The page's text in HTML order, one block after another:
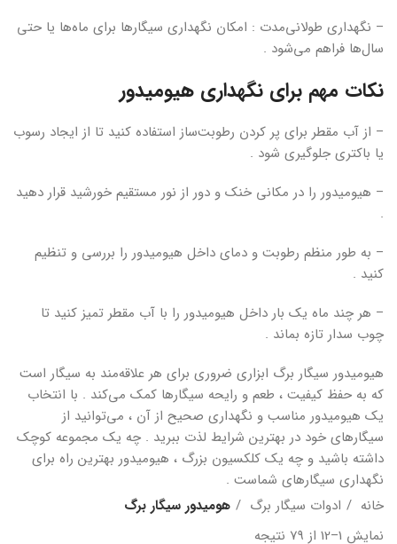
– نگهداری طولانی‌مدت : امکان نگهداری سیگارها برای ماه‌ها یا حتی
سال‌ها فراهم می‌شود .
نکات مهم برای نگهداری هیومیدور
– از آب مقطر برای پر کردن رطوبت‌ساز استفاده کنید تا از ایجاد رسوب
یا باکتری جلوگیری شود .
– هیومیدور را در مکانی خنک و دور از نور مستقیم خورشید قرار دهید
.
– به طور منظم رطوبت و دمای داخل هیومیدور را بررسی و تنظیم
کنید .
– هر چند ماه یک بار داخل هیومیدور را با آب مقطر تمیز کنید تا
چوب سدار تازه بماند .
هیومیدور سیگار برگ ابزاری ضروری برای هر علاقه‌مند به سیگار است
که به حفظ کیفیت ، طعم و رایحه سیگارها کمک می‌کند . با انتخاب
یک هیومیدور مناسب و نگهداری صحیح از آن ، می‌توانید از
سیگارهای خود در بهترین شرایط لذت ببرید . چه یک مجموعه کوچک
داشته باشید و چه یک کلکسیون بزرگ ، هیومیدور بهترین راه برای
نگهداری سیگارهای شماست .
خانه
ادوات سیگار برگ
هومیدور سیگار برگ
نمایش 1–12 از 79 نتیجه